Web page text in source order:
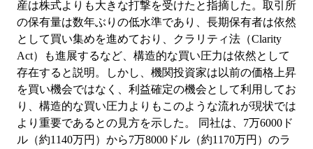
産は株式よりも大きな打撃を受けたと指摘した。取引所
の保有量は数年ぶりの低水準であり、長期保有者は依然
として買い集めを進めており、クラリティ法（Clarity
Act）も進展するなど、構造的な買い圧力は依然として
存在すると説明。しかし、機関投資家は以前の価格上昇
を買い機会ではなく、利益確定の機会として利用してお
り、構造的な買い圧力よりもこのような流れが現状では
より重要であるとの見方を示した。 同社は、7万6000ド
ル（約1140万円）から7万8000ドル（約1170万円）のラ